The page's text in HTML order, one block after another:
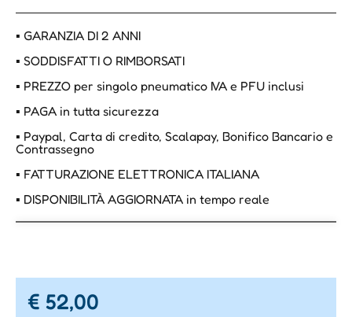
▪ GARANZIA DI 2 ANNI
▪ SODDISFATTI O RIMBORSATI
▪ PREZZO per singolo pneumatico IVA e PFU inclusi
▪ PAGA in tutta sicurezza
▪ Paypal, Carta di credito, Scalapay, Bonifico Bancario e
Contrassegno
▪ FATTURAZIONE ELETTRONICA ITALIANA
▪ DISPONIBILITÀ AGGIORNATA in tempo reale
€ 52,00